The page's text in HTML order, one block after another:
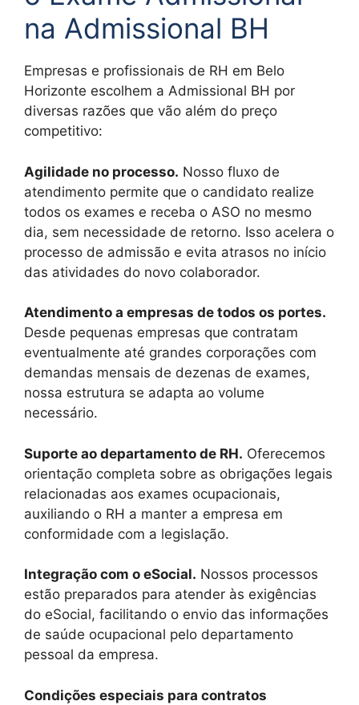
na Admissional BH
Empresas e profissionais de RH em Belo
Horizonte escolhem a Admissional BH por
diversas razões que vão além do preço
competitivo:
Agilidade no processo. Nosso fluxo de
atendimento permite que o candidato realize
todos os exames e receba o ASO no mesmo
dia, sem necessidade de retorno. Isso acelera o
processo de admissão e evita atrasos no início
das atividades do novo colaborador.
Atendimento a empresas de todos os portes.
Desde pequenas empresas que contratam
eventualmente até grandes corporações com
demandas mensais de dezenas de exames,
nossa estrutura se adapta ao volume
necessário.
Suporte ao departamento de RH. Oferecemos
orientação completa sobre as obrigações legais
relacionadas aos exames ocupacionais,
auxiliando o RH a manter a empresa em
conformidade com a legislação.
Integração com o eSocial. Nossos processos
estão preparados para atender às exigências
do eSocial, facilitando o envio das informações
de saúde ocupacional pelo departamento
pessoal da empresa.
Condições especiais para contratos